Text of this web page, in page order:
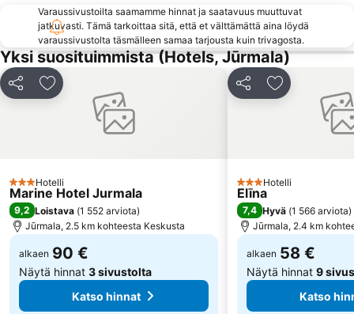
Berģi
Zolitūde
LIDO Recreation Centre
Mūkupurvs
Melngalvju nams
Vidzemes priekšpilsēta
Jugla
Kurzemes rajons
Voleri
Ziemeļu rajons
Torņakalns
Royal Casino
Varaussivustoilta saamamme hinnat ja saatavuus muuttuvat
jatkuvasti. Tämä tarkoittaa sitä, että et välttämättä aina löydä
varaussivustolta täsmälleen samaa tarjousta kuin trivagosta.
Yksi suosituimmista (Hotels, Jūrmala)
Jaa Lisää suosikkeihin
3 Tähtiluokitus
Hotelli
Marine Hotel Jurmala
9,2 Loistava (1 552 arviota)
Jūrmala, 2.5 km kohteesta Keskusta
alkaen 90 €
Näytä hinnat 3 sivustolta
Katso hinnat
Jaa Lisää
3 Tähtiluokitus
Hotelli
Elīna
7,4 Hyvä (1 566 arviota)
Jūrmala, 2.4 km
alkaen 58 €
Näytä hinnat 9
Katso